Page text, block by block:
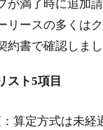
が満了時に追加
リースの多くは
約書で確認しまし
スト5項目
算定方式は未経